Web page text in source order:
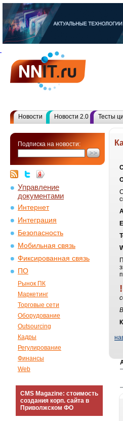
Новости Новости 2.0 Тесты
Подписка на новости:
Управление
документами
Интернет
Интеграция
Безопасность
Мобильная связь
Фиксированная связь
ПО
Рынок ПК
Маркетинг
Торговые сети
Оборудование
Outsourcing
Кадры
Регулирование
Финансы
Web
CMS Magazine: стоимость
создания корп. сайта в
Приволжском ФО
!